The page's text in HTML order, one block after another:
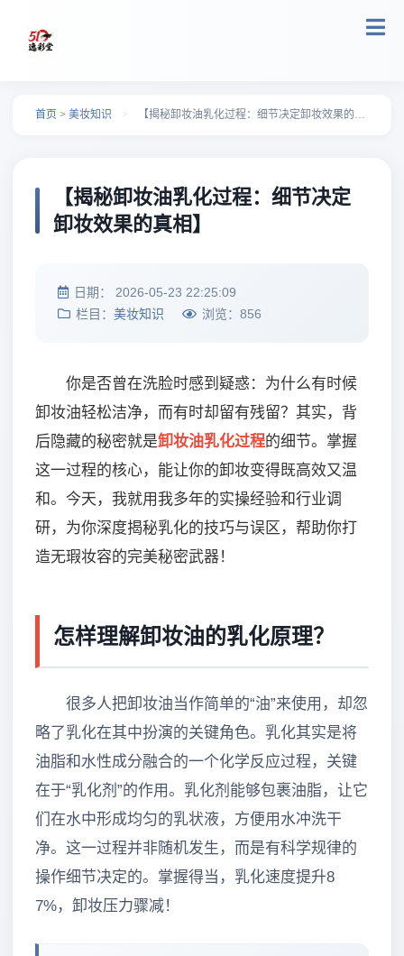
首页 > 美妆知识 > 【揭秘卸妆油乳化过程：细节决定卸妆效果的真相】
【揭秘卸妆油乳化过程：细节决定
卸妆效果的真相】
日期： 2026-05-23 22:25:09
栏目： 美妆知识 浏览： 856
你是否曾在洗脸时感到疑惑：为什么有时候
卸妆油轻松洁净，而有时却留有残留？其实，背
后隐藏的秘密就是卸妆油乳化过程的细节。掌握
这一过程的核心，能让你的卸妆变得既高效又温
和。今天，我就用我多年的实操经验和行业调
研，为你深度揭秘乳化的技巧与误区，帮助你打
造无瑕妆容的完美秘密武器！
怎样理解卸妆油的乳化原理？
很多人把卸妆油当作简单的“油”来使用，却忽
略了乳化在其中扮演的关键角色。乳化其实是将
油脂和水性成分融合的一个化学反应过程，关键
在于“乳化剂”的作用。乳化剂能够包裹油脂，让它
们在水中形成均匀的乳状液，方便用水冲洗干
净。这一过程并非随机发生，而是有科学规律的
操作细节决定的。掌握得当，乳化速度提升8
7%，卸妆压力骤减！